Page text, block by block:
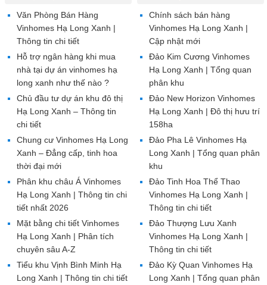
Chính sách bán hàng
Vinhomes Hạ Long Xanh |
Cập nhật mới
Đảo Kim Cương Vinhomes
Hạ Long Xanh | Tổng quan
phân khu
Đảo New Horizon Vinhomes
Hạ Long Xanh | Đô thị hưu trí
158ha
Đảo Pha Lê Vinhomes Hạ
Long Xanh | Tổng quan phân
khu
Đảo Tinh Hoa Thể Thao
Vinhomes Hạ Long Xanh |
Thông tin chi tiết
Đảo Thượng Lưu Xanh
Vinhomes Hạ Long Xanh |
Thông tin chi tiết
Đảo Kỳ Quan Vinhomes Hạ
Long Xanh | Tổng quan phân
Văn Phòng Bán Hàng
Vinhomes Hạ Long Xanh |
Thông tin chi tiết
Hỗ trợ ngân hàng khi mua
nhà tại dự án vinhomes hạ
long xanh như thế nào ?
Chủ đầu tư dự án khu đô thị
Hạ Long Xanh – Thông tin
chi tiết
Chung cư Vinhomes Hạ Long
Xanh – Đẳng cấp, tinh hoa
thời đại mới
Phân khu châu Á Vinhomes
Hạ Long Xanh | Thông tin chi
tiết nhất 2026
Mặt bằng chi tiết Vinhomes
Hạ Long Xanh | Phân tích
chuyên sâu A-Z
Tiểu khu Vịnh Bình Minh Hạ
Long Xanh | Thông tin chi tiết